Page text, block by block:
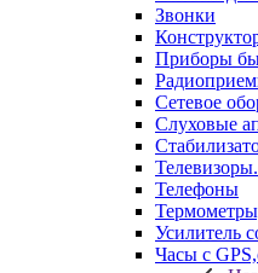
Звонки
Приборы
Сетевое
Слуховые
Телефоны
Усилитель
Часы с